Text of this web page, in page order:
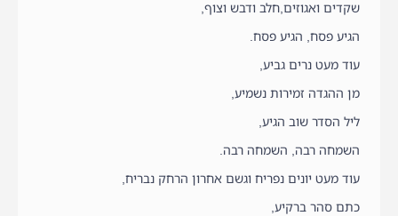
שקדים ואגוזים,חלב ודבש וצוף,
הגיע פסח, הגיע פסח.
עוד מעט נרים גביע,
מן ההגדה זמירות נשמיע,
ליל הסדר שוב הגיע,
השמחה רבה, השמחה רבה.
עוד מעט יונים נפריח וגשם אחרון הרחק נבריח,
כתם סהר ברקיע,